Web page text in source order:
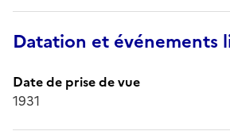
Datation et événements
Date de prise de vue
1931